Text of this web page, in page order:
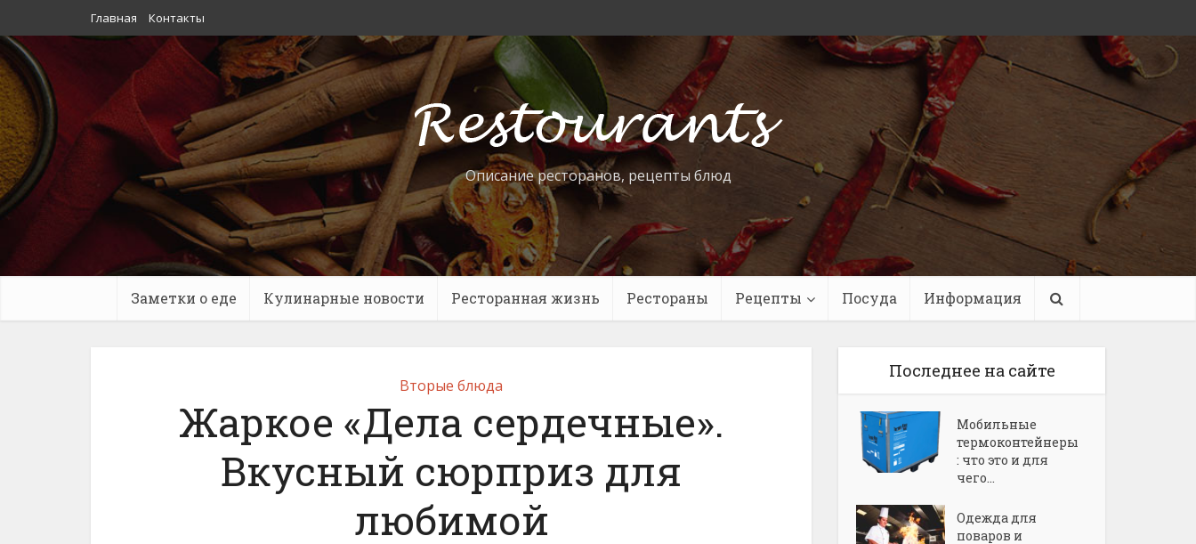
Главная Контакты
Описание ресторанов, рецепты блюд
Заметки о еде Кулинарные новости Ресторанная жизнь Рестораны Рецепты Посуда Информация
Вторые блюда
Жаркое «Дела сердечные».
Вкусный сюрприз для
любимой
Последнее на сайте
Мобильные
термоконтейнеры
: что это и для
чего...
Одежда для
поваров и